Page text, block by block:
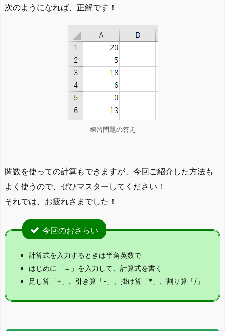
次のようになれば、正解です！
練習問題の答え
関数を使っての計算もできますが、今回ご紹介した方法も
よく使うので、ぜひマスターしてください！
それでは、お疲れさまでした！
今回のおさらい
計算式を入力するときは半角英数で
はじめに「＝」を入力して、計算式を書く
足し算「+」、引き算「-」、掛け算「*」、割り算「/」